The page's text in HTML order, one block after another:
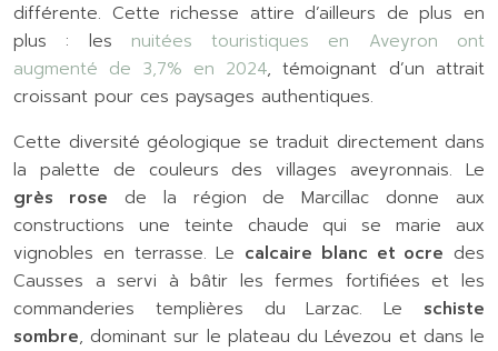
différente. Cette richesse attire d’ailleurs de plus en
plus : les nuitées touristiques en Aveyron ont
augmenté de 3,7% en 2024, témoignant d’un attrait
croissant pour ces paysages authentiques.
Cette diversité géologique se traduit directement dans
la palette de couleurs des villages aveyronnais. Le
grès rose de la région de Marcillac donne aux
constructions une teinte chaude qui se marie aux
vignobles en terrasse. Le calcaire blanc et ocre des
Causses a servi à bâtir les fermes fortifiées et les
commanderies templières du Larzac. Le schiste
sombre, dominant sur le plateau du Lévezou et dans le